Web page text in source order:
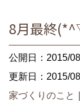
8月最終
公開日：2015/
更新日：2015/
家づくりのこと